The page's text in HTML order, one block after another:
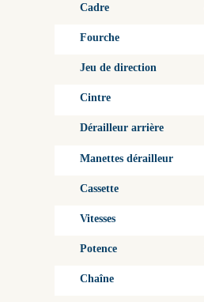
Cadre
Fourche
Jeu de direction
Cintre
Dérailleur arrière
Manettes dérailleur
Cassette
Vitesses
Potence
Chaîne